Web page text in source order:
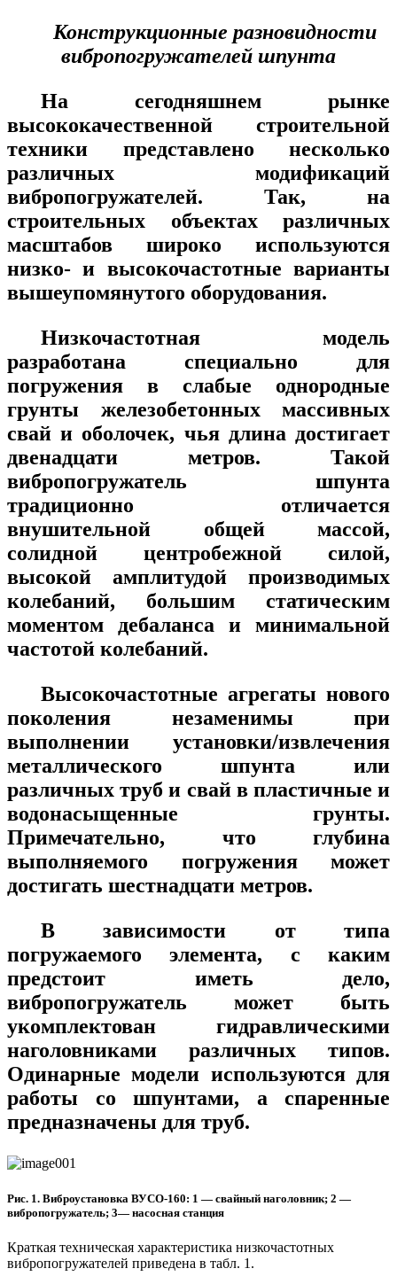
Конструкционные разновидности
вибропогружателей шпунта
На сегодняшнем рынке
высококачественной строительной
техники представлено несколько
различных модификаций
вибропогружателей. Так, на
строительных объектах различных
масштабов широко используются
низко- и высокочастотные варианты
вышеупомянутого оборудования.
Низкочастотная модель
разработана специально для
погружения в слабые однородные
грунты железобетонных массивных
свай и оболочек, чья длина достигает
двенадцати метров. Такой
вибропогружатель шпунта
традиционно отличается
внушительной общей массой,
солидной центробежной силой,
высокой амплитудой производимых
колебаний, большим статическим
моментом дебаланса и минимальной
частотой колебаний.
Высокочастотные агрегаты нового
поколения незаменимы при
выполнении установки/извлечения
металлического шпунта или
различных труб и свай в пластичные и
водонасыщенные грунты.
Примечательно, что глубина
выполняемого погружения может
достигать шестнадцати метров.
В зависимости от типа
погружаемого элемента, с каким
предстоит иметь дело,
вибропогружатель может быть
укомплектован гидравлическими
наголовниками различных типов.
Одинарные модели используются для
работы со шпунтами, а спаренные
предназначены для труб.
Рис. 1. Виброустановка ВУСО-160: 1 — свайный наголовник; 2 —
вибропогружатель; 3— насосная станция
Краткая техническая характеристика низкочастотных
вибропогружателей приведена в табл. 1.